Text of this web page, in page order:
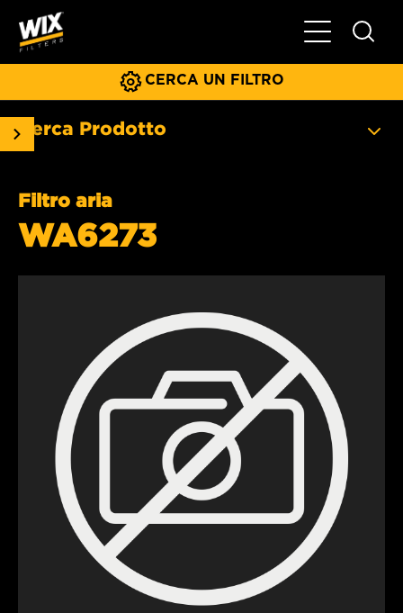
Menu
CERCA UN FILTRO
Cerca Prodotto
Filtro aria
WA6273